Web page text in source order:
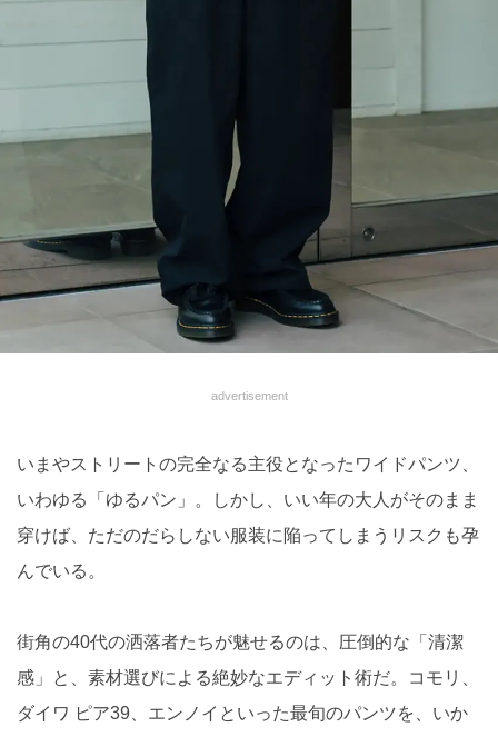
advertisement
いまやストリートの完全なる主役となったワイドパンツ、
いわゆる「ゆるパン」。しかし、いい年の大人がそのまま
穿けば、ただのだらしない服装に陥ってしまうリスクも孕
んでいる。
街角の40代の洒落者たちが魅せるのは、圧倒的な「清潔
感」と、素材選びによる絶妙なエディット術だ。コモリ、
ダイワ ピア39、エンノイといった最旬のパンツを、いか